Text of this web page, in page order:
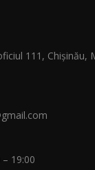
111, Chișinău,
19:00